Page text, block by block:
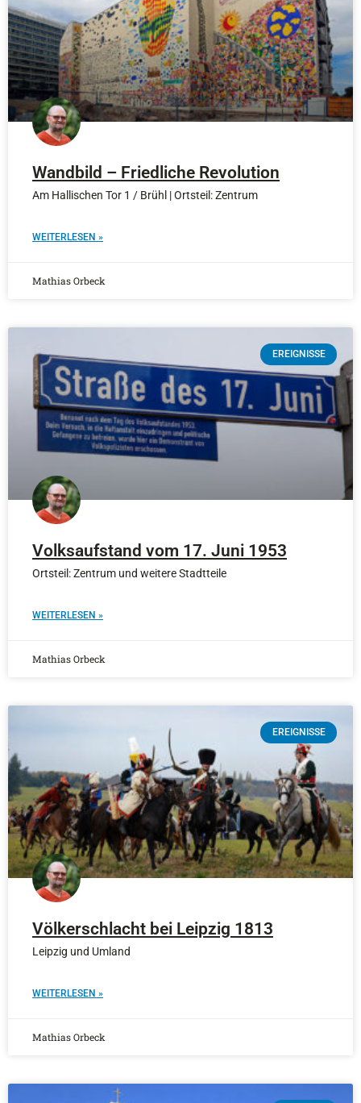
Wandbild – Friedliche Revolution
Am Hallischen Tor 1 / Brühl | Ortsteil: Zentrum
WEITERLESEN »
Mathias Orbeck
EREIGNISSE
Volksaufstand vom 17. Juni 1953
Ortsteil: Zentrum und weitere Stadtteile
WEITERLESEN »
Mathias Orbeck
EREIGNISSE
Völkerschlacht bei Leipzig 1813
Leipzig und Umland
WEITERLESEN »
Mathias Orbeck